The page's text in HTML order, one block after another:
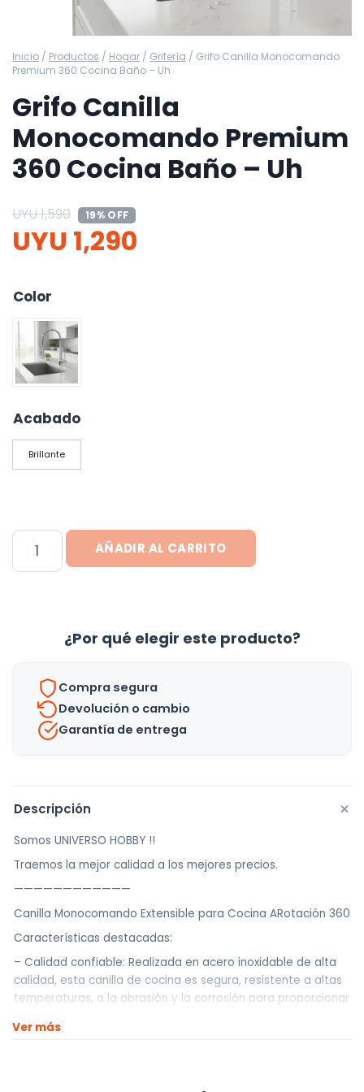
Inicio / Productos / Hogar / Grifería / Grifo Canilla Monocomando
Premium 360 Cocina Baño – Uh
Grifo Canilla
Monocomando Premium
360 Cocina Baño – Uh
UYU1,590 19% OFF
UYU 1,290
Color
Acabado
Brillante
Grifo
Canilla
cantidad
AÑADIR AL CARRITO
¿Por qué elegir este producto?
Compra segura
Devolución o cambio
Garantía de entrega
Descripción +
Somos UNIVERSO HOBBY !!
Traemos la mejor calidad a los mejores precios.
————————————
Canilla Monocomando Extensible para Cocina ARotación 360
Características destacadas:
– Calidad confiable: Realizada en acero inoxidable de alta
calidad, esta canilla de cocina es segura, resistente a altas
temperaturas, a la abrasión y la corrosión para proporcionar
– Modo de flujo de agua 2 en 1: Posee dos modos de flujo de
Ver más